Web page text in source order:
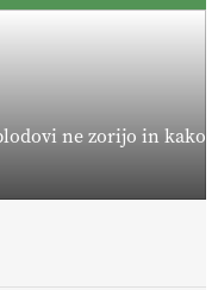
ne zorijo in kako